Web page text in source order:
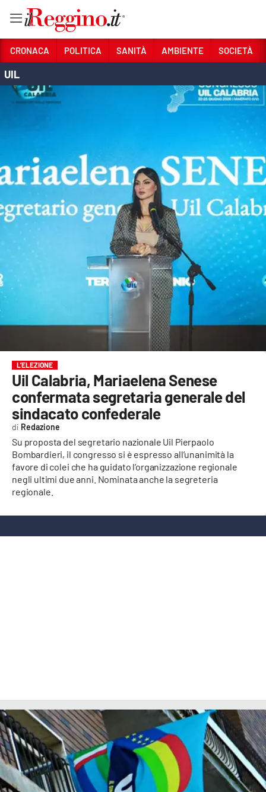
Sezioni
CRONACA
AMBIENTE
SOCIETÀ
LAC TV
LAC NETWORK
LAC ONAIR
LaC
Network
LACPLAY.IT
LACTV.IT
App
ANDROID
APPLE
CRONACA POLITICA SANITÀ AMBIENTE SOCIETÀ
UIL
L’ELEZIONE
Uil Calabria, Mariaelena Senese
confermata segretaria generale del
sindacato confederale
Su proposta del segretario nazionale Uil Pierpaolo
Bombardieri, il congresso si è espresso all’unanimità la
favore di colei che ha guidato l’organizzazione regionale
negli ultimi due anni. Nominata anche la segreteria
regionale.
Redazione